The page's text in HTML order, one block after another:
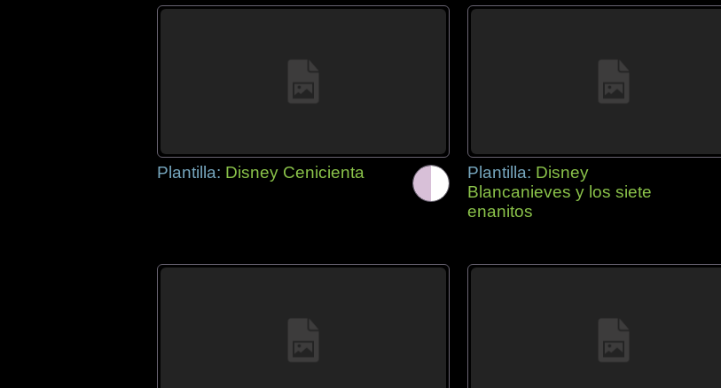
Plantilla: Disney Cenicienta Plantilla: Disney
Blancanieves y los siete
enanitos